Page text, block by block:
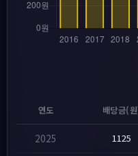
연도 배당금(
2025 1125